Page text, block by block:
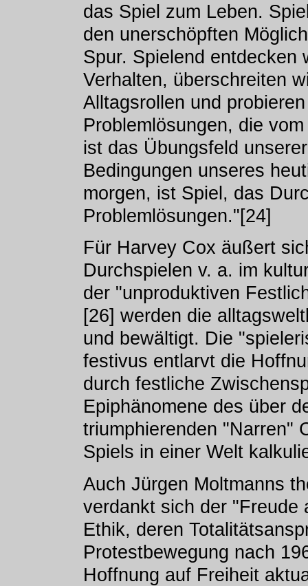
das Spiel zum Leben.
den unerschöpften
Spur. Spielend entdecken
Verhalten, überschreiten
Alltagsrollen und
Problemlösungen, die
ist das Übungsfeld
Bedingungen unseres
morgen, ist Spiel, das
Problemlösungen."[24]
Für Harvey Cox äußert
Durchspielen v. a. im
der "unproduktiven
[26] werden die
und bewältigt. Die
festivus entlarvt die
durch festliche
Epiphänomene des über
triumphierenden "Narren"
Spiels in einer Welt
Auch Jürgen Moltmanns
verdankt sich der "Freude
Ethik, deren
Protestbewegung nach
Hoffnung auf Freiheit